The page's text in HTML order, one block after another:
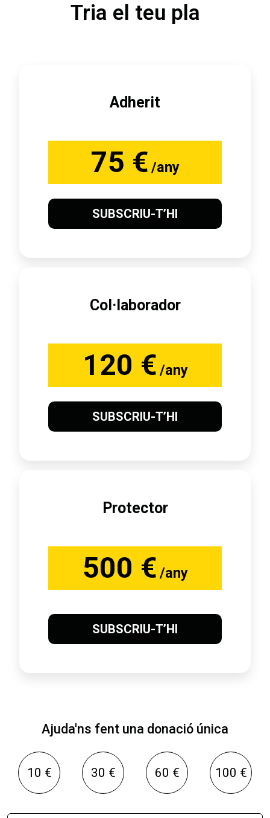
Tria el teu pla
Adherit
75 € /any
SUBSCRIU-T’HI
Col·laborador
120 € /any
SUBSCRIU-T’HI
Protector
500 € /any
SUBSCRIU-T’HI
Ajuda'ns fent una donació única
10 € 30 € 60 € 100 €